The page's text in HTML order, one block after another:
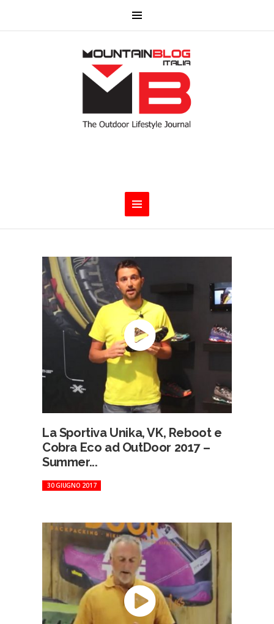
La Sportiva Unika, VK, Reboot e
Cobra Eco ad OutDoor 2017 –
Summer...
30 GIUGNO 2017